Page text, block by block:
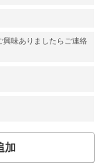
興味ありましたらご連絡
加